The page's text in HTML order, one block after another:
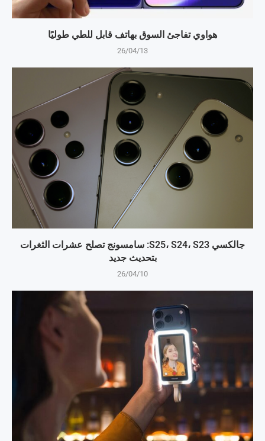
هواوي تفاجئ السوق بهاتف قابل للطي طوليًا
26/04/13
جالكسي S25، S24، S23: سامسونج تصلح عشرات الثغرات
بتحديث جديد
26/04/10